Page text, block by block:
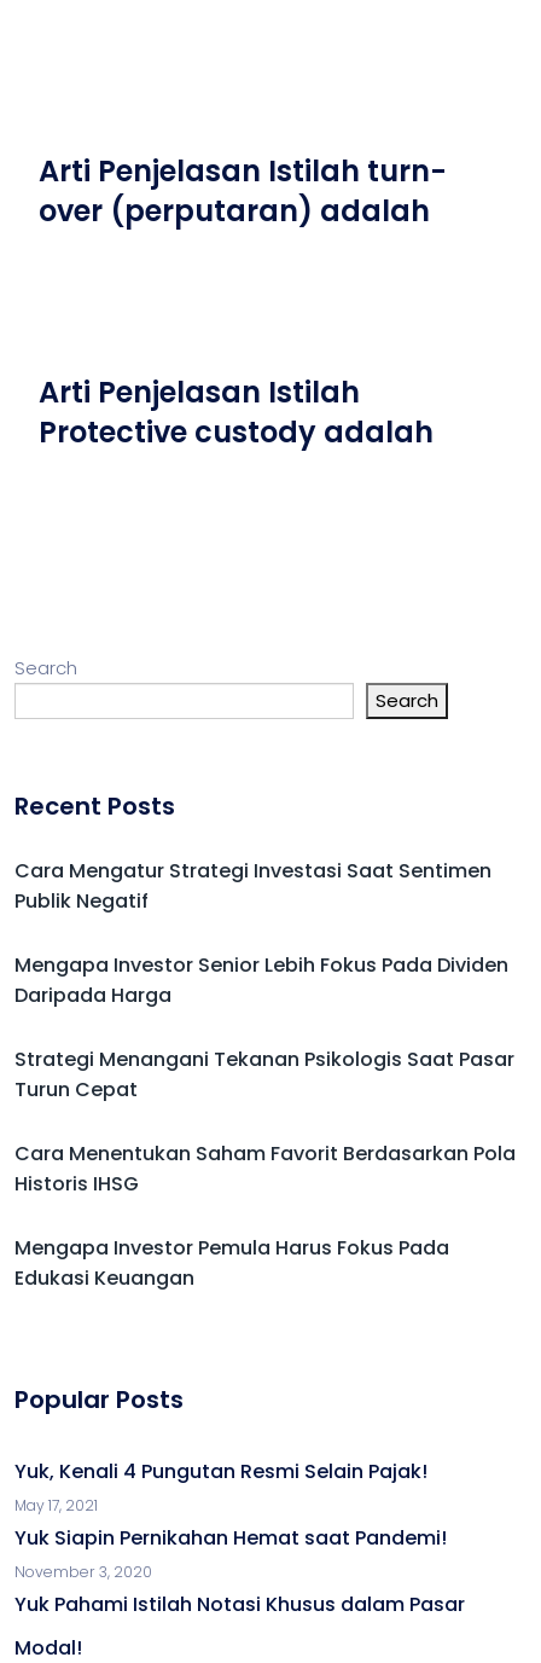
Arti Penjelasan Istilah turn-
over (perputaran) adalah
Arti Penjelasan Istilah
Protective custody adalah
Search
Search
Recent Posts
Cara Mengatur Strategi Investasi Saat Sentimen
Publik Negatif
Mengapa Investor Senior Lebih Fokus Pada Dividen
Daripada Harga
Strategi Menangani Tekanan Psikologis Saat Pasar
Turun Cepat
Cara Menentukan Saham Favorit Berdasarkan Pola
Historis IHSG
Mengapa Investor Pemula Harus Fokus Pada
Edukasi Keuangan
Popular Posts
Yuk, Kenali 4 Pungutan Resmi Selain Pajak!
May 17, 2021
Yuk Siapin Pernikahan Hemat saat Pandemi!
November 3, 2020
Yuk Pahami Istilah Notasi Khusus dalam Pasar
Modal!